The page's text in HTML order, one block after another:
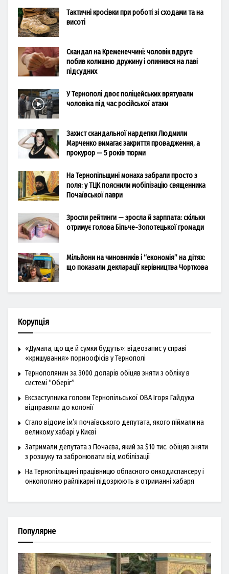
Тактичні кросівки при роботі зі сходами та на
висоті
Скандал на Кременеччині: чоловік вдруге
побив колишню дружину і опинився на лаві
підсудних
У Тернополі двоє поліцейських врятували
чоловіка під час російської атаки
Захист скандальної нардепки Людмили
Марченко вимагає закриття провадження, а
прокурор — 5 років тюрми
На Тернопільщині монаха забрали просто з
поля: у ТЦК пояснили мобілізацію священника
Почаївської лаври
Зросли рейтинги — зросла й зарплата: скільки
отримує голова Більче-Золотецької громади
Мільйони на чиновників і “економія” на дітях:
що показали декларації керівництва Чорткова
Корупція
«Думала, що ще й сумки будуть»: відеозапис у справі
«кришування» порноофісів у Тернополі
Тернополянин за 3000 доларів обіцяв зняти з обліку в
системі “Оберіг”
Ексзаступника голови Тернопільської ОВА Ігоря Гайдука
відправили до колонії
Стало відоме ім’я почаївського депутата, якого піймали на
великому хабарі у Києві
Затримали депутата з Почаєва, який за $10 тис. обіцяв зняти
з розшуку та забронювати від мобілізації
На Тернопільщині працівницю обласного онкодиспансеру і
онкологиню райлікарні підозрюють в отриманні хабаря
Популярне